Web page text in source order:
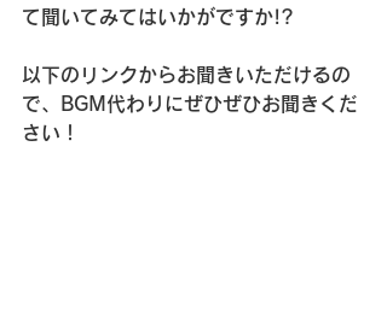
て聞いてみてはいかがですか!?
以下のリンクからお聞きいただけるの
で、BGM代わりにぜひぜひお聞きくだ
さい！